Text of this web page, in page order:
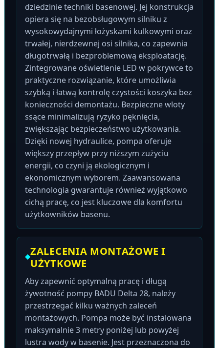
dziedzinie techniki basenowej. Jej konstrukcja
opiera się na bezobsługowym silniku z
wysokowydajnymi łożyskami kulkowymi oraz
trwałej, nierdzewnej osi silnika, co zapewnia
długotrwałą i bezproblemową eksploatację.
Zintegrowane oświetlenie LED w pokrywce to
praktyczne rozwiązanie, które umożliwia
szybką i łatwą kontrolę czystości koszyka bez
konieczności demontażu. Bezpieczne wloty
ssące minimalizują ryzyko pęknięcia,
zwiększając bezpieczeństwo użytkowania.
Dzięki nowej hydraulice, pompa oferuje
większy przepływ przy niższym zużyciu
energii, co czyni ją ekologicznym i
ekonomicznym wyborem. Zaawansowana
technologia gwarantuje również wyjątkowo
cichą pracę, co jest kluczowe dla komfortu
użytkowników basenu.
ZALECENIA MONTAŻOWE I
UŻYTKOWE
Aby zapewnić optymalną pracę i długą
żywotność pompy BADU Delta 28, należy
przestrzegać kilku ważnych zaleceń
montażowych. Pompa może być instalowana
maksymalnie 3 metry poniżej lub powyżej
lustra wody w basenie. Jest przeznaczona do